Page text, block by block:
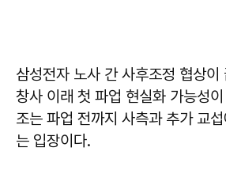
삼성전자 노사 간 사후조정 협상이
창사 이래 첫 파업 현실화 가능성
조는 파업 전까지 사측과 추가 교
는 입장이다.